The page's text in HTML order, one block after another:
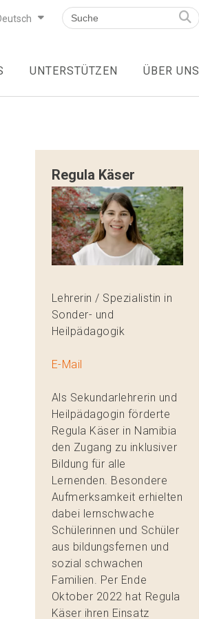
UNTERSTÜTZEN ÜBER UNS
Regula Käser
Lehrerin / Spezialistin in
Sonder- und
Heilpädagogik
E-Mail
Als Sekundarlehrerin und
Heilpädagogin förderte
Regula Käser in Namibia
den Zugang zu inklusiver
Bildung für alle
Lernenden. Besondere
Aufmerksamkeit erhielten
dabei lernschwache
Schülerinnen und Schüler
aus bildungsfernen und
sozial schwachen
Familien. Per Ende
Oktober 2022 hat Regula
Käser ihren Einsatz